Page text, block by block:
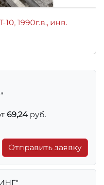
1990г.в., инв.
69,24 руб.
Отправить заявку